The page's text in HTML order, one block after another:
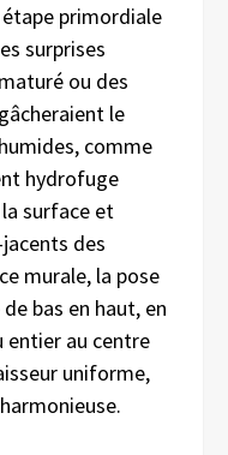
primordiale
surprises
ou des
le
comme
hydrofuge
surface et
des
murale, la pose
bas en haut, en
entier au centre
uniforme,